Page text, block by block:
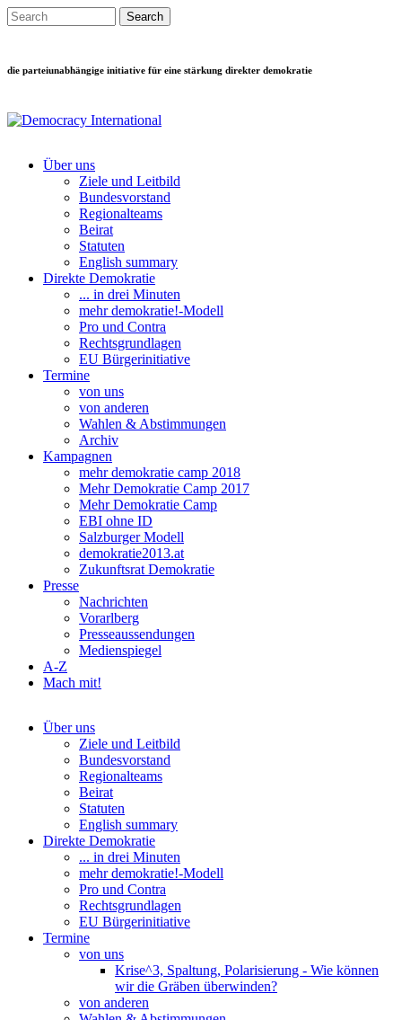
Direkt zum Inhalt
Search this site
die parteiunabhängige initiative für eine stärkung direkter demokratie
Main menu
Über uns
Ziele und Leitbild
Bundesvorstand
Regionalteams
Beirat
Statuten
English summary
Direkte Demokratie
... in drei Minuten
mehr demokratie!-Modell
Pro und Contra
Rechtsgrundlagen
EU Bürgerinitiative
Termine
von uns
von anderen
Wahlen & Abstimmungen
Archiv
Kampagnen
mehr demokratie camp 2018
Mehr Demokratie Camp 2017
Mehr Demokratie Camp
EBI ohne ID
Salzburger Modell
demokratie2013.at
Zukunftsrat Demokratie
Presse
Nachrichten
Vorarlberg
Presseaussendungen
Medienspiegel
A-Z
Mach mit!
Über uns
Ziele und Leitbild
Bundesvorstand
Regionalteams
Beirat
Statuten
English summary
Direkte Demokratie
... in drei Minuten
mehr demokratie!-Modell
Pro und Contra
Rechtsgrundlagen
EU Bürgerinitiative
Termine
von uns
Krise^3, Spaltung, Polarisierung - Wie können
wir die Gräben überwinden?
von anderen